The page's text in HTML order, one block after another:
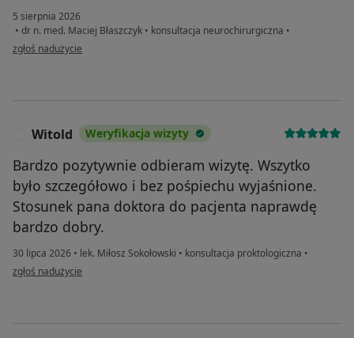
5 sierpnia 2026
• dr n. med. Maciej Błaszczyk • konsultacja neurochirurgiczna •
w opinii użytkownika Anita
zgłoś nadużycie
Witold Weryfikacja wizyty
Bardzo pozytywnie odbieram wizytę. Wszytko
było szczegółowo i bez pośpiechu wyjaśnione.
Stosunek pana doktora do pacjenta naprawdę
bardzo dobry.
30 lipca 2026 • lek. Miłosz Sokołowski • konsultacja proktologiczna •
w opinii użytkownika Witold
zgłoś nadużycie